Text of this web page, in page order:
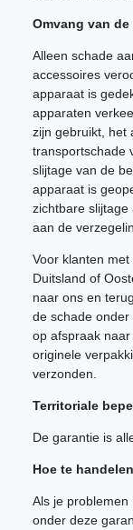
Omvang van
Alleen schade
accessoires
apparaat is
apparaten
zijn gebruikt, het
transportschade
slijtage van de
apparaat is
zichtbare
aan de
Voor klanten
Duitsland of
naar ons en
de schade
op afspraak
originele
verzonden.
Territoriale
De garantie is
Hoe te handelen
Als je
onder deze